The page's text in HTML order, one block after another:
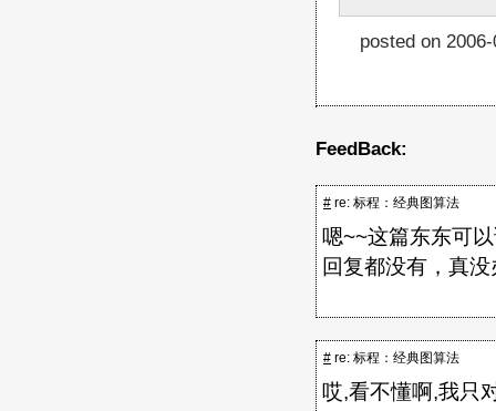
posted on
FeedBack:
# re: 标程：经典图算法
嗯~~这篇东东可
回复都没有，真
# re: 标程：经典图算法
哎,看不懂啊,我只